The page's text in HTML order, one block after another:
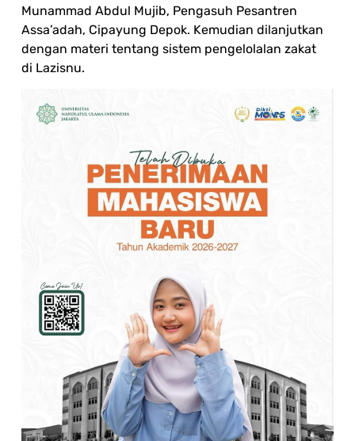
Munammad Abdul Mujib, Pengasuh Pesantren
Assa’adah, Cipayung Depok. Kemudian dilanjutkan
dengan materi tentang sistem pengelolalan zakat
di Lazisnu.